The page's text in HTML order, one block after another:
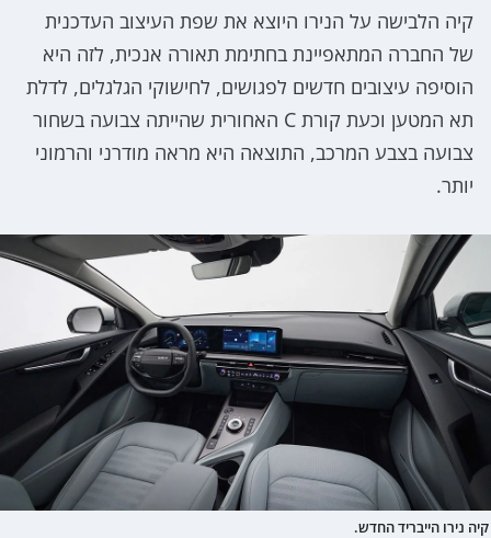
קיה הלבישה על הנירו היוצא את שפת העיצוב העדכנית
של החברה המתאפיינת בחתימת תאורה אנכית, לזה היא
הוסיפה עיצובים חדשים לפגושים, לחישוקי הגלגלים, לדלת
תא המטען וכעת קורת C האחורית שהייתה צבועה בשחור
צבועה בצבע המרכב, התוצאה היא מראה מודרני והרמוני
יותר.
קיה נירו הייבריד החדש.